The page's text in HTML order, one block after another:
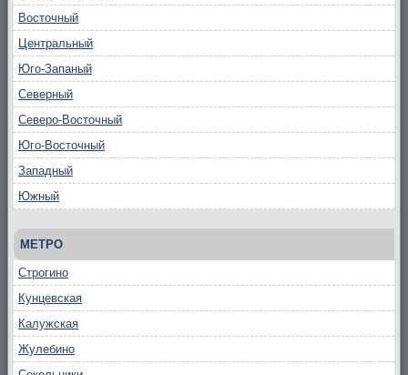
Восточный
Центральный
Юго-Запаный
Северный
Северо-Восточный
Юго-Восточный
Западный
Южный
МЕТРО
Строгино
Кунцевская
Калужская
Жулебино